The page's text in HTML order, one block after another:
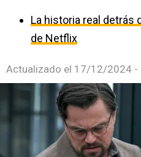
La historia real detrás
de Netflix
Actualizado el 17/12/2024 -